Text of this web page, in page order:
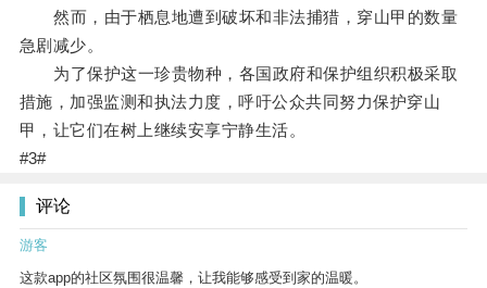
然而，由于栖息地遭到破坏和非法捕猎，穿山甲的数量
急剧减少。
为了保护这一珍贵物种，各国政府和保护组织积极采取
措施，加强监测和执法力度，呼吁公众共同努力保护穿山
甲，让它们在树上继续安享宁静生活。
#3#
评论
游客
这款app的社区氛围很温馨，让我能够感受到家的温暖。